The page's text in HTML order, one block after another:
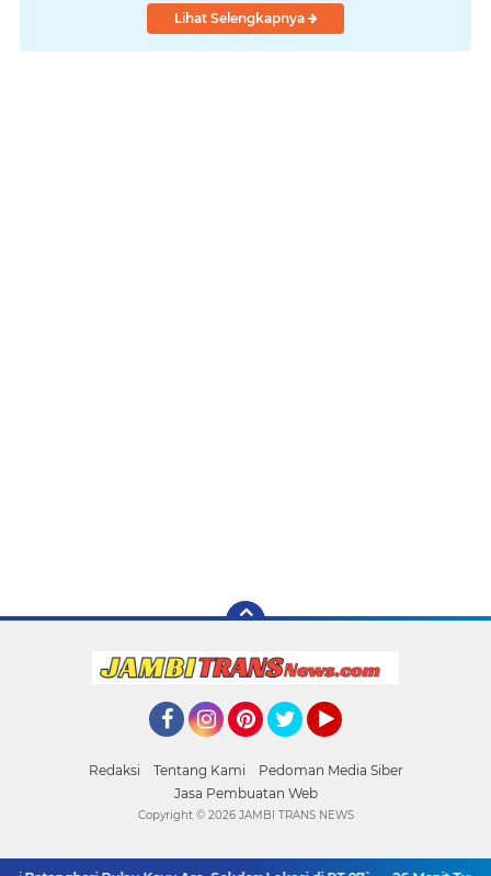
Lihat Selengkapnya
Redaksi Tentang Kami
Pedoman Media Siber
Jasa Pembuatan Web
Copyright © 2026 JAMBI TRANS NEWS